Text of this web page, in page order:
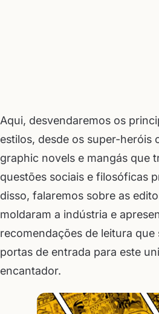
Aqui, desvendaremos os
estilos, desde os super-heróis
graphic novels e mangás que
questões sociais e filosóficas
disso, falaremos sobre as
moldaram a indústria e
recomendações de leitura que
portas de entrada para este
encantador.